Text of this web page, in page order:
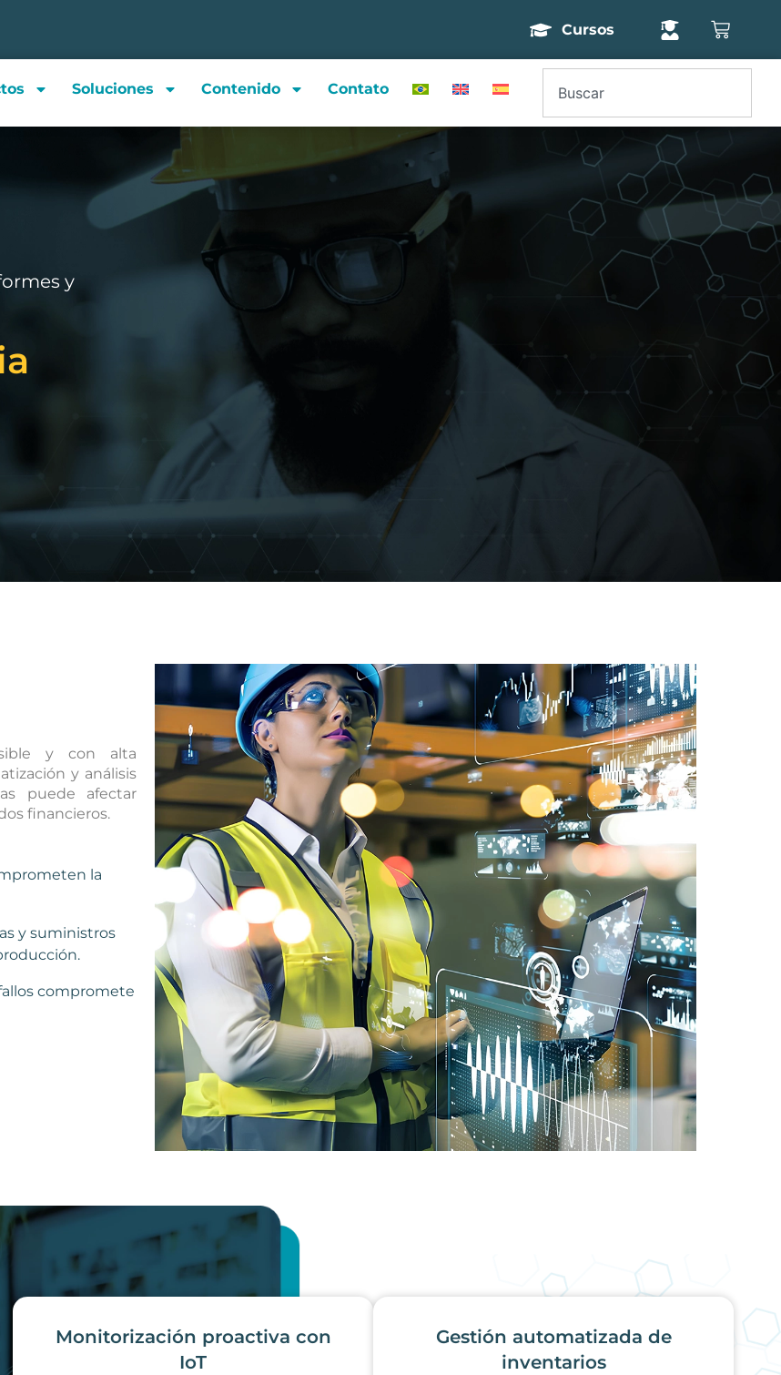
Cursos
Soluciones Contenido Contato
y
y con alta
y análisis
puede afectar
financieros.
la
y suministros
compromete
Monitorización proactiva con
IoT
Gestión automatizada de
inventarios